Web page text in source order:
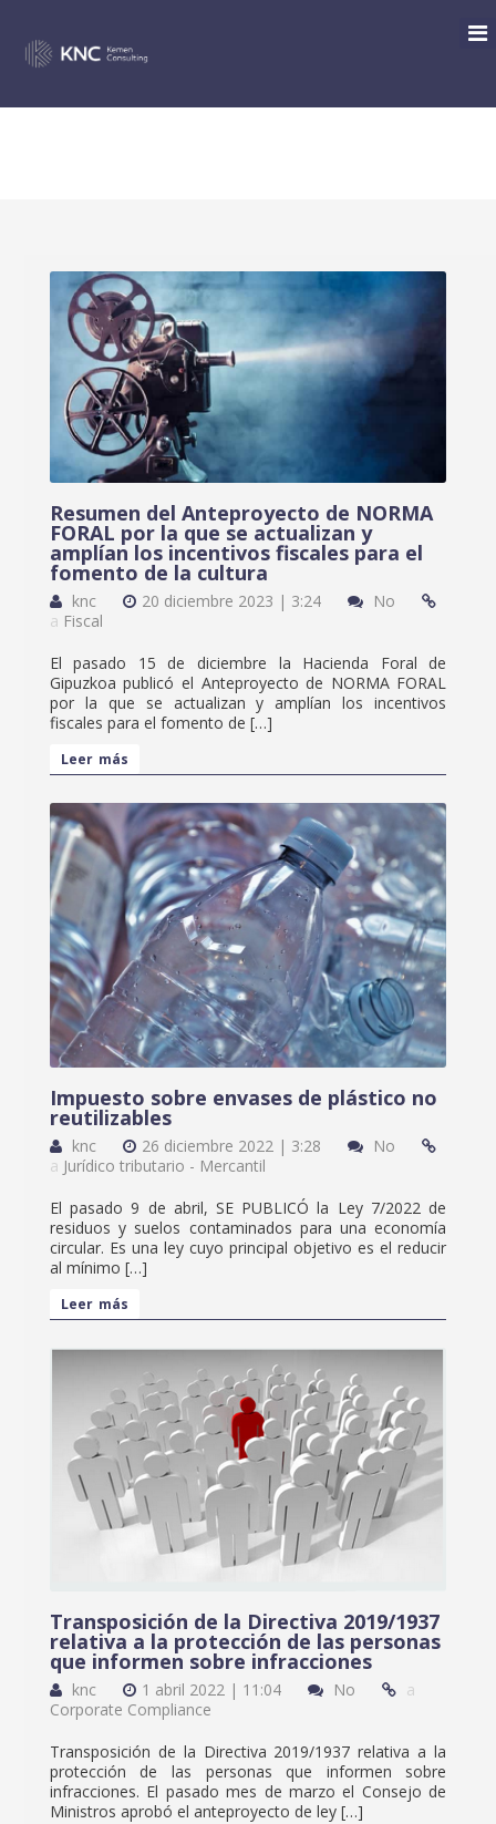
Resumen del Anteproyecto de NORMA
FORAL por la que se actualizan y
amplían los incentivos fiscales para el
fomento de la cultura
knc 20 diciembre 2023 | 3:24
No
a Fiscal
El pasado 15 de diciembre la Hacienda Foral de
Gipuzkoa publicó el Anteproyecto de NORMA FORAL
por la que se actualizan y amplían los incentivos
fiscales para el fomento de […]
Leer más
Impuesto sobre envases de plástico no
reutilizables
knc 26 diciembre 2022 | 3:28
No
a Jurídico tributario - Mercantil
El pasado 9 de abril, SE PUBLICÓ la Ley 7/2022 de
residuos y suelos contaminados para una economía
circular. Es una ley cuyo principal objetivo es el reducir
al mínimo […]
Leer más
Transposición de la Directiva 2019/1937
relativa a la protección de las personas
que informen sobre infracciones
knc 1 abril 2022 | 11:04 No
a
Corporate Compliance
Transposición de la Directiva 2019/1937 relativa a la
protección de las personas que informen sobre
infracciones. El pasado mes de marzo el Consejo de
Ministros aprobó el anteproyecto de ley […]